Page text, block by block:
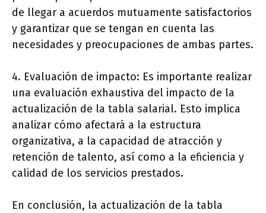
de llegar a acuerdos mutuamente satisfactorios
y garantizar que se tengan en cuenta las
necesidades y preocupaciones de ambas partes.
4. Evaluación de impacto: Es importante realizar
una evaluación exhaustiva del impacto de la
actualización de la tabla salarial. Esto implica
analizar cómo afectará a la estructura
organizativa, a la capacidad de atracción y
retención de talento, así como a la eficiencia y
calidad de los servicios prestados.
En conclusión, la actualización de la tabla